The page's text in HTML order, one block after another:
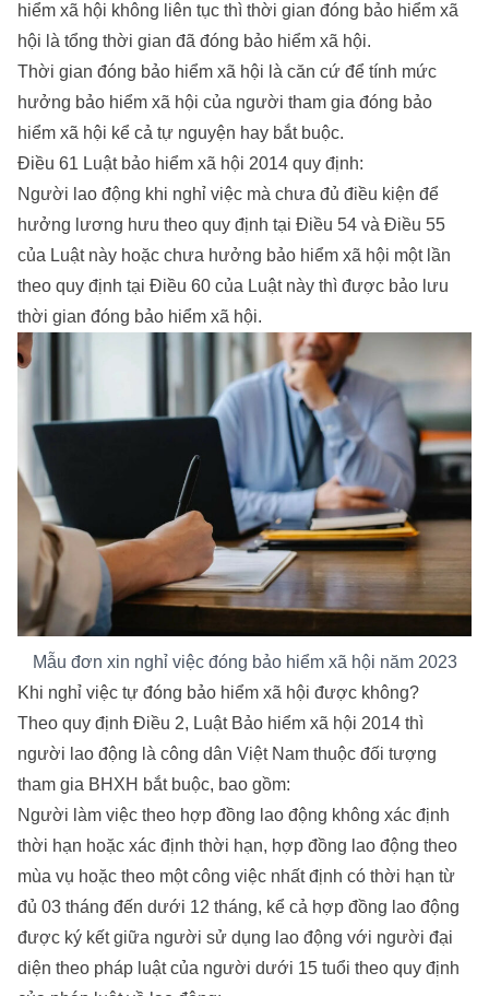
hiểm xã hội không liên tục thì thời gian đóng bảo hiểm xã
hội là tổng thời gian đã đóng bảo hiểm xã hội.
Thời gian đóng bảo hiểm xã hội là căn cứ để tính mức
hưởng bảo hiểm xã hội của người tham gia đóng bảo
hiểm xã hội kể cả tự nguyện hay bắt buộc.
Điều 61 Luật bảo hiểm xã hội 2014 quy định:
Người lao động khi nghỉ việc mà chưa đủ điều kiện để
hưởng lương hưu theo quy định tại Điều 54 và Điều 55
của Luật này hoặc chưa hưởng bảo hiểm xã hội một lần
theo quy định tại Điều 60 của Luật này thì được bảo lưu
thời gian đóng bảo hiểm xã hội.
Mẫu đơn xin nghỉ việc đóng bảo hiểm xã hội năm 2023
Khi nghỉ việc tự đóng bảo hiểm xã hội được không?
Theo quy định Điều 2, Luật Bảo hiểm xã hội 2014 thì
người lao động là công dân Việt Nam thuộc đối tượng
tham gia BHXH bắt buộc, bao gồm:
Người làm việc theo hợp đồng lao động không xác định
thời hạn hoặc xác định thời hạn, hợp đồng lao động theo
mùa vụ hoặc theo một công việc nhất định có thời hạn từ
đủ 03 tháng đến dưới 12 tháng, kể cả hợp đồng lao động
được ký kết giữa người sử dụng lao động với người đại
diện theo pháp luật của người dưới 15 tuổi theo quy định